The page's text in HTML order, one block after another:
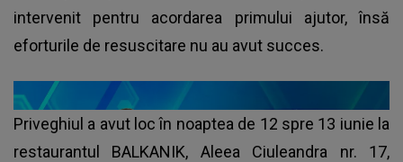
intervenit pentru acordarea primului ajutor, însă
eforturile de resuscitare nu au avut succes.
Priveghiul a avut loc în noaptea de 12 spre 13 iunie la
restaurantul BALKANIK, Aleea Ciuleandra nr. 17,